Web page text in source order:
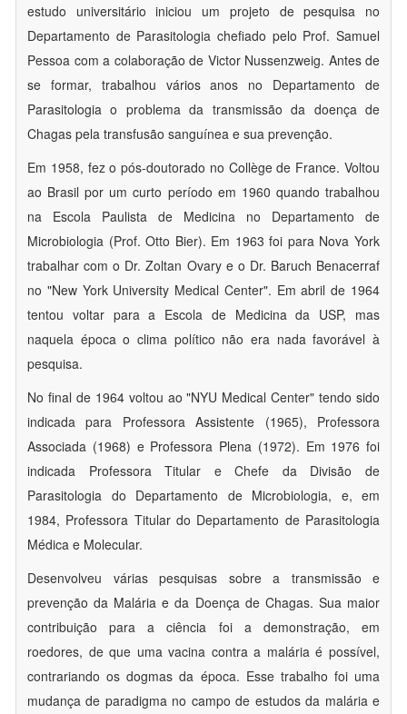
estudo universitário iniciou um projeto de pesquisa no
Departamento de Parasitologia chefiado pelo Prof. Samuel
Pessoa com a colaboração de Victor Nussenzweig. Antes de
se formar, trabalhou vários anos no Departamento de
Parasitologia o problema da transmissão da doença de
Chagas pela transfusão sanguínea e sua prevenção.
Em 1958, fez o pós-doutorado no Collège de France. Voltou
ao Brasil por um curto período em 1960 quando trabalhou
na Escola Paulista de Medicina no Departamento de
Microbiologia (Prof. Otto Bier). Em 1963 foi para Nova York
trabalhar com o Dr. Zoltan Ovary e o Dr. Baruch Benacerraf
no "New York University Medical Center". Em abril de 1964
tentou voltar para a Escola de Medicina da USP, mas
naquela época o clima político não era nada favorável à
pesquisa.
No final de 1964 voltou ao "NYU Medical Center" tendo sido
indicada para Professora Assistente (1965), Professora
Associada (1968) e Professora Plena (1972). Em 1976 foi
indicada Professora Titular e Chefe da Divisão de
Parasitologia do Departamento de Microbiologia, e, em
1984, Professora Titular do Departamento de Parasitologia
Médica e Molecular.
Desenvolveu várias pesquisas sobre a transmissão e
prevenção da Malária e da Doença de Chagas. Sua maior
contribuição para a ciência foi a demonstração, em
roedores, de que uma vacina contra a malária é possível,
contrariando os dogmas da época. Esse trabalho foi uma
mudança de paradigma no campo de estudos da malária e